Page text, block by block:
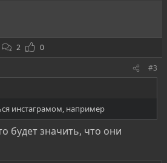
в
2
0
#3
инстаграмом, например
будет значить, что они